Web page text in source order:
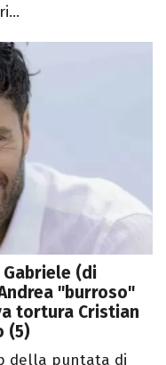
(di
"burroso"
tortura Cristian
(5)
della puntata di